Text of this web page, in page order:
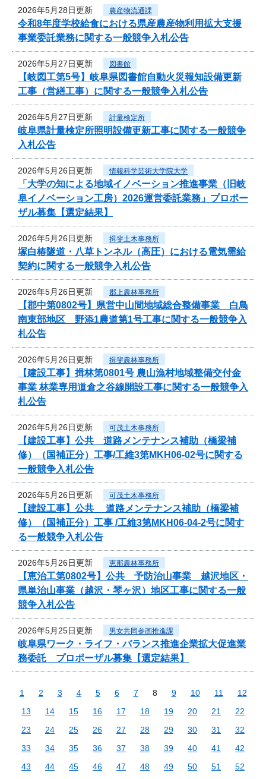
2026年5月28日更新 農産物流通課
令和8年度学校給食における県産農産物利用拡大支援
事業委託業務に関する一般競争入札公告
2026年5月27日更新 図書館
【岐図工第5号】岐阜県図書館自動火災報知設備更新
工事（営繕工事）に関する一般競争入札公告
2026年5月27日更新 計量検定所
岐阜県計量検定所照明設備更新工事に関する一般競争
入札公告
2026年5月26日更新 情報科学芸術大学院大学
「大学の知による地域イノベーション推進事業（旧岐
阜イノベーション工房）2026運営委託業務」プロポー
ザル募集【選定結果】
2026年5月26日更新 揖斐土木事務所
塚白椿隧道・八草トンネル（高圧）における電気需給
契約に関する一般競争入札公告
2026年5月26日更新 郡上農林事務所
【郡中第0802号】県営中山間地域総合整備事業 白鳥
南東部地区 野添1農道第1号工事に関する一般競争入
札公告
2026年5月26日更新 揖斐農林事務所
【建設工事】揖林第0801号 農山漁村地域整備交付金
事業 林業専用道倉之谷線開設工事に関する一般競争入
札公告
2026年5月26日更新 可茂土木事務所
【建設工事】公共 道路メンテナンス補助（橋梁補
修）（国補正分）工事/工維3第MKH06-02号に関する
一般競争入札公告
2026年5月26日更新 可茂土木事務所
【建設工事】公共 道路メンテナンス補助（橋梁補
修）（国補正分）工事 /工維3第MKH06-04-2号に関す
る一般競争入札公告
2026年5月26日更新 恵那農林事務所
【恵治工第0802号】公共 予防治山事業 越沢地区・
県単治山事業（越沢・琴ヶ沢）地区工事に関する一般
競争入札公告
2026年5月25日更新 男女共同参画推進課
岐阜県ワーク・ライフ・バランス推進企業拡大促進業
務委託 プロポーザル募集【選定結果】
1 2 3 4 5 6 7 8 9 10 11
12
13
14 15 16 17 18 19 20 21
22
23
24 25 26 27 28 29 30 31
32
33
34 35 36 37 38 39 40 41
42
43
44 45 46 47 48 49 50 51
52